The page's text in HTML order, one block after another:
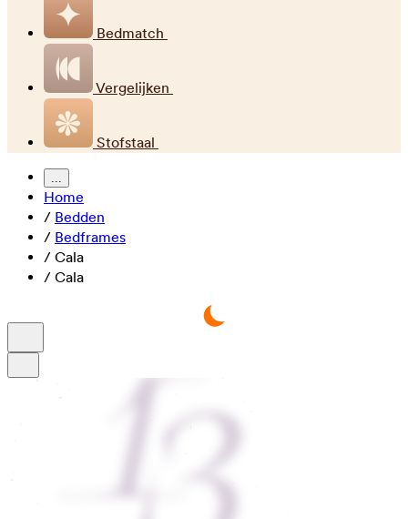
Bedmatch
Vergelijken
Stofstaal
...
Home
/ Bedden
/ Bedframes
/ Cala
/ Cala